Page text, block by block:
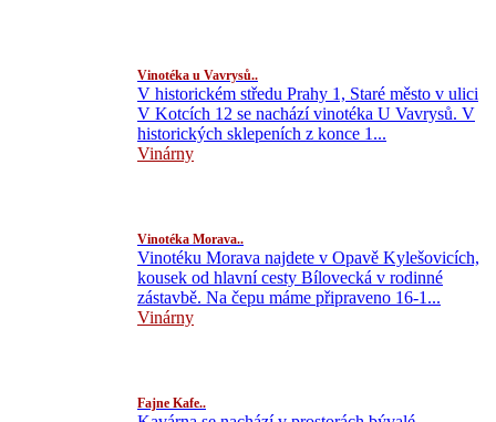
Vinotéka u Vavrysů..
V historickém středu Prahy 1, Staré město v ulici
V Kotcích 12 se nachází vinotéka U Vavrysů. V
historických sklepeních z konce 1...
Vinárny
Vinotéka Morava..
Vinotéku Morava najdete v Opavě Kylešovicích,
kousek od hlavní cesty Bílovecká v rodinné
zástavbě. Na čepu máme připraveno 16-1...
Vinárny
Fajne Kafe..